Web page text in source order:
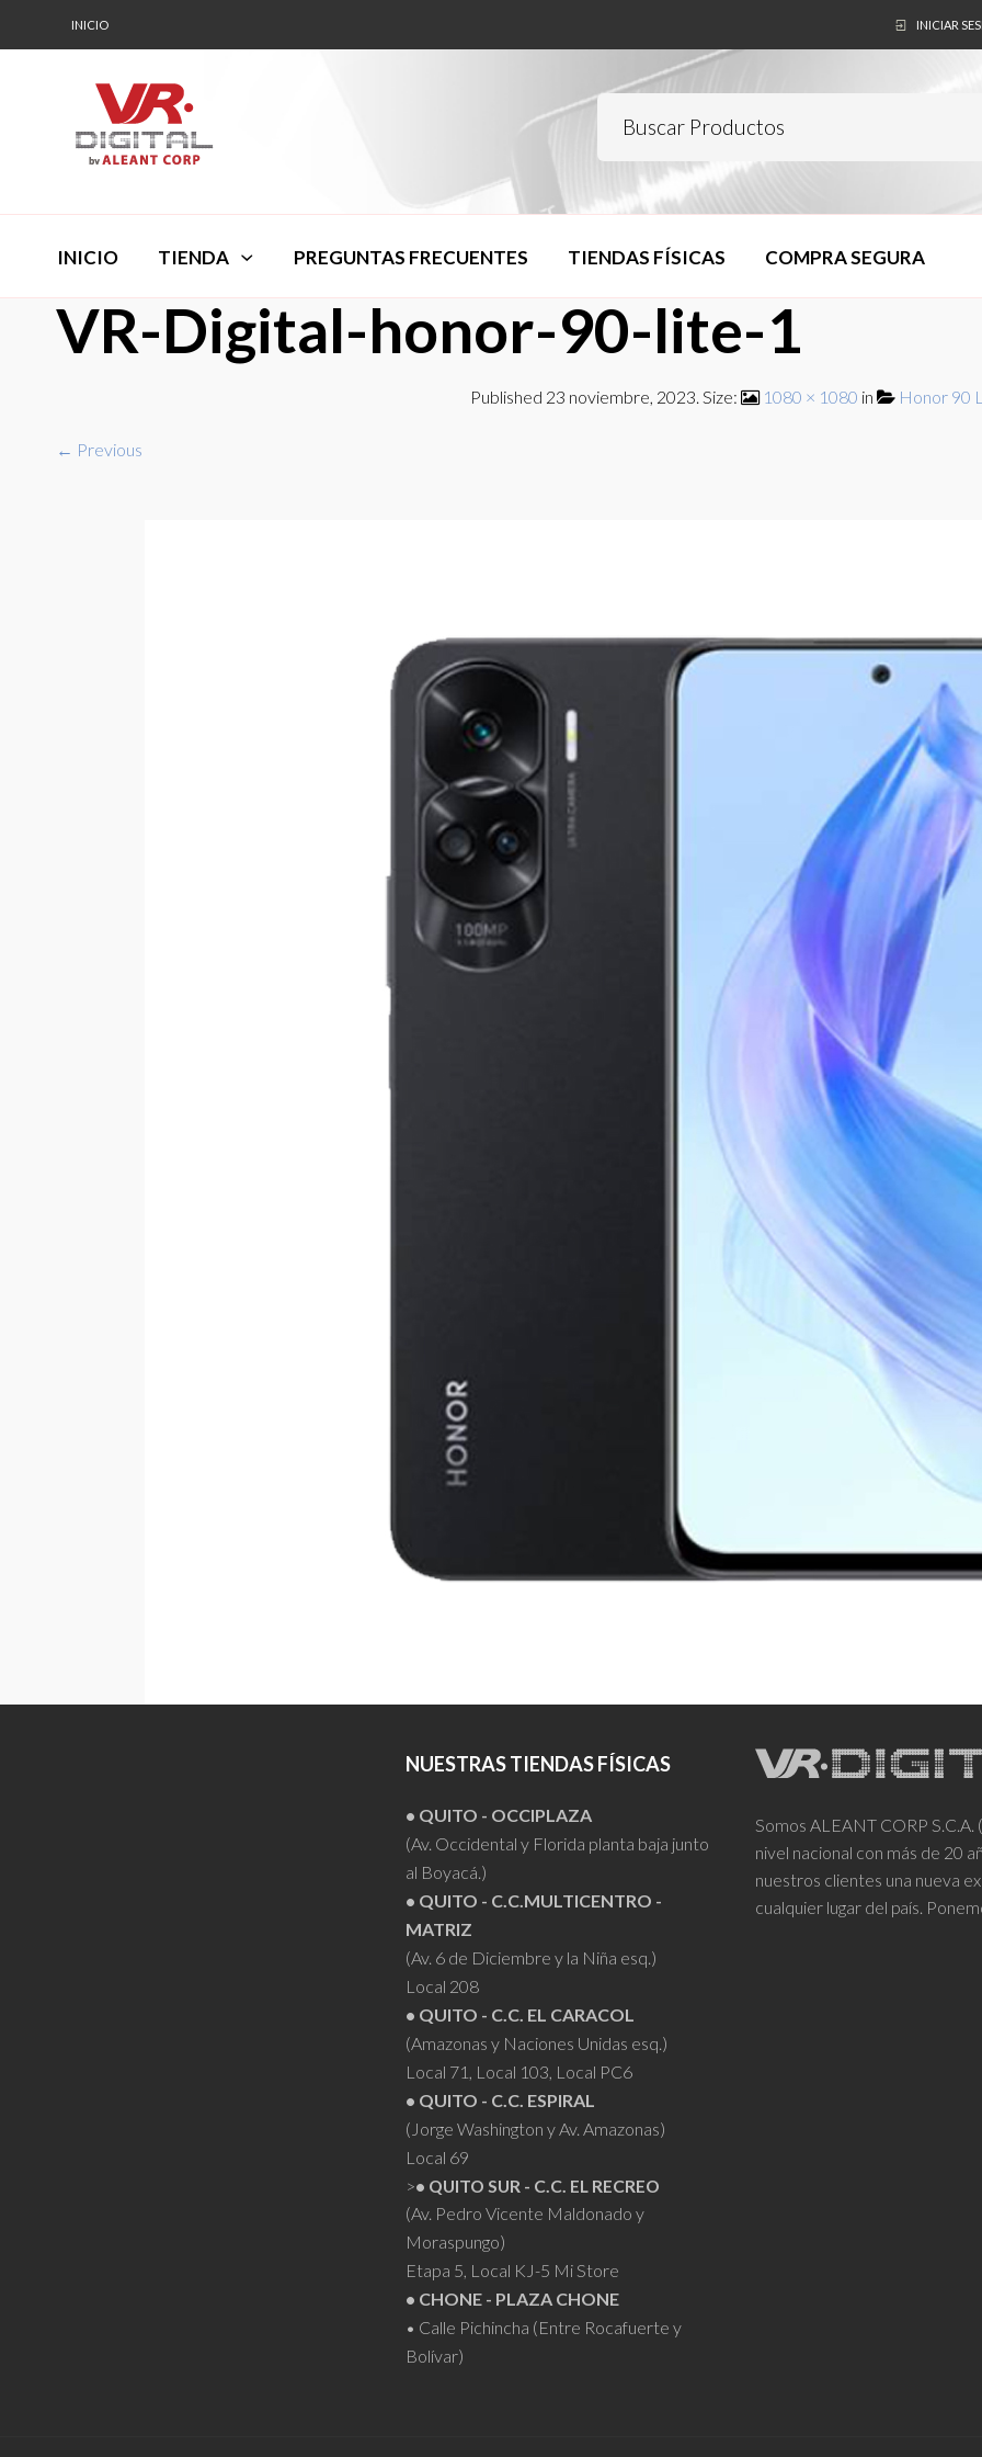
INICIO INICIAR
INICIO TIENDA PREGUNTAS FRECUENTES TIENDAS FÍSICAS COMPRA SEGURA
VR-Digital-honor-90-lite-1
Published 23 noviembre, 2023. Size: 1080 × 1080 in Honor 90
← Previous
NUESTRAS TIENDAS FÍSICAS
• QUITO - OCCIPLAZA
(Av. Occidental y Florida planta baja junto
al Boyacá.)
• QUITO - C.C.MULTICENTRO -
MATRIZ
(Av. 6 de Diciembre y la Niña esq.)
Local 208
• QUITO - C.C. EL CARACOL
(Amazonas y Naciones Unidas esq.)
Local 71, Local 103, Local PC6
• QUITO - C.C. ESPIRAL
(Jorge Washington y Av. Amazonas)
Local 69
>• QUITO SUR - C.C. EL RECREO
(Av. Pedro Vicente Maldonado y
Moraspungo)
Etapa 5, Local KJ-5 Mi Store
• CHONE - PLAZA CHONE
• Calle Pichincha (Entre Rocafuerte y
Bolívar)
Somos ALEANT CORP
nivel nacional con más de 20
nuestros clientes una nueva
cualquier lugar del país.